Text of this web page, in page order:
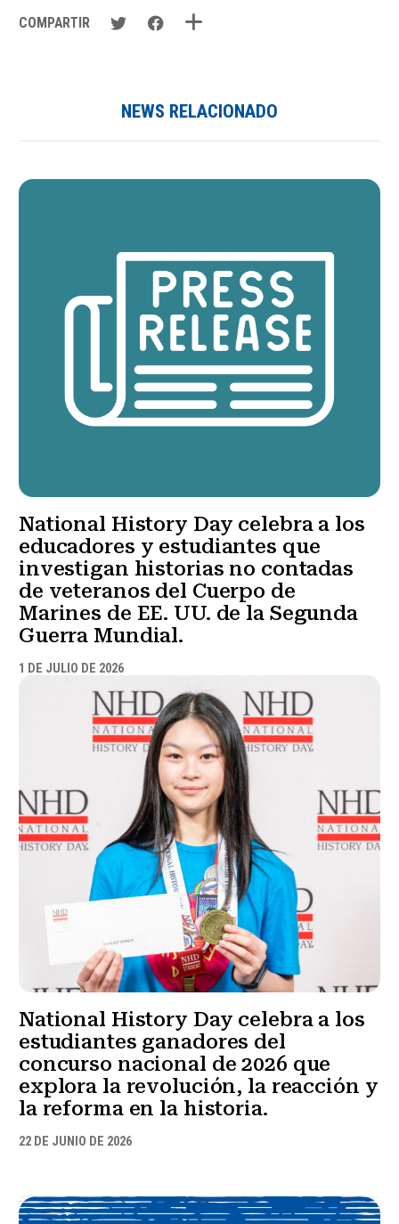
COMPARTIR
NEWS RELACIONADO
National History Day celebra a los
educadores y estudiantes que
investigan historias no contadas
de veteranos del Cuerpo de
Marines de EE. UU. de la Segunda
Guerra Mundial.
1 DE JULIO DE 2026
National History Day celebra a los
estudiantes ganadores del
concurso nacional de 2026 que
explora la revolución, la reacción y
la reforma en la historia.
22 DE JUNIO DE 2026